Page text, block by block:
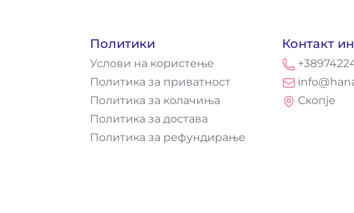
Политики
Услови на користење
Политика за приватност
Политика за колачиња
Политика за достава
Политика за рефундирање
Контакт
Скопје